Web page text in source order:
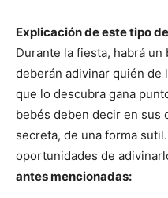
Explicación de este tipo
Durante la fiesta, habrá
deberán adivinar quién de
que lo descubra gana
bebés deben decir en sus
secreta, de una forma
oportunidades de
antes mencionadas: